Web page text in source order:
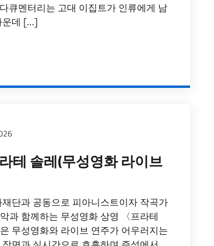
큐멘터리는 고대 이집트가 인류에게 남
운데 […]
테 솔레(무성영화 라이브
단과 공동으로 피아니스트이자 작곡가
과 함께하는 무성영화 상영 〈프라테
무성영화와 라이브 연주가 어우러지는